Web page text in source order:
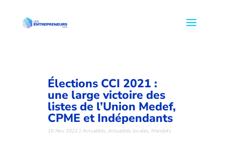
Élections CCI 2021 :
une large victoire des
listes de l’Union Medef,
CPME et Indépendants
16 Nov 2021 |Actualités,Actualités locales,Mandats